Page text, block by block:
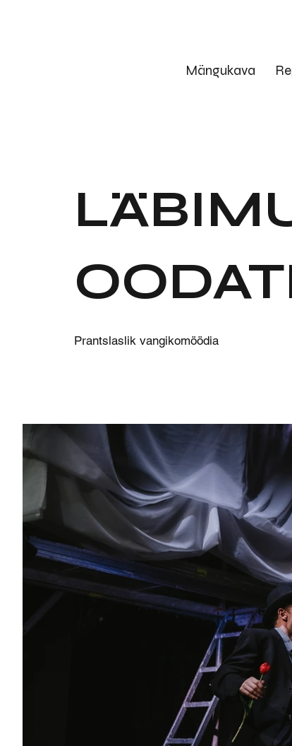
Mängukava
Prantslaslik vangikomöödia